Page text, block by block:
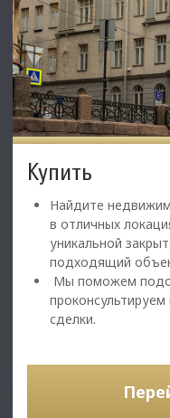
Купить
Найдите
в отличных
уникальной
подходящий
Мы поможем
сделки.